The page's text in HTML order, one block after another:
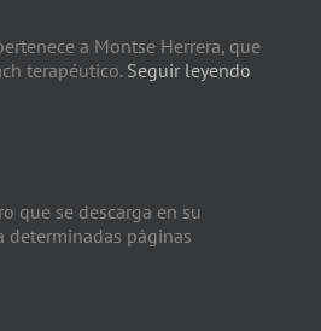
a Montse Herrera, que
terapéutico. Seguir leyendo
que se descarga en su
determinadas páginas